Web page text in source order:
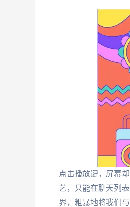
点击播放键，屏幕
艺，只能在聊天列
界，粗暴地将我们